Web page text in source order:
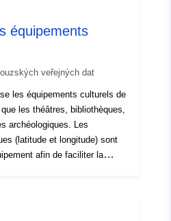
Aktualizace údajů.europa.eu:
http://data.europa.eu/88u/dataset/
public
équipements
veřejných dat
les équipements culturels de
les théâtres, bibliothèques,
archéologiques. Les
(latitude et longitude) sont
afin de faciliter la
culturelle et l'information